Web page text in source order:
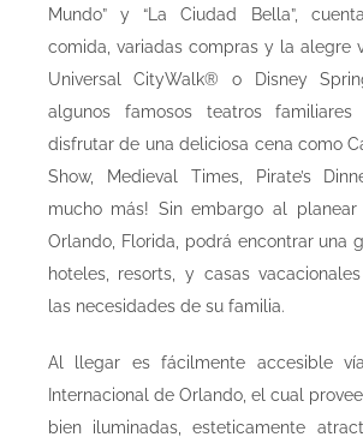
Mundo” y “La Ciudad Bella”,
comida, variadas compras y la alegre
Universal CityWalk® o Disney
algunos famosos teatros
disfrutar de una deliciosa cena como
Show, Medieval Times, Pirate’s
mucho más! Sin embargo al
Orlando, Florida, podrá encontrar una
hoteles, resorts, y casas
las necesidades de su familia.
Al llegar es fácilmente accesible
Internacional de Orlando, el cual
bien iluminadas, esteticamente